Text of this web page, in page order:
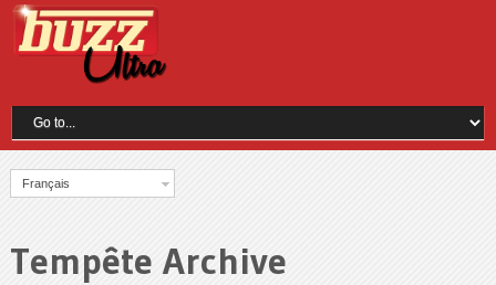
Français
Tempête Archive